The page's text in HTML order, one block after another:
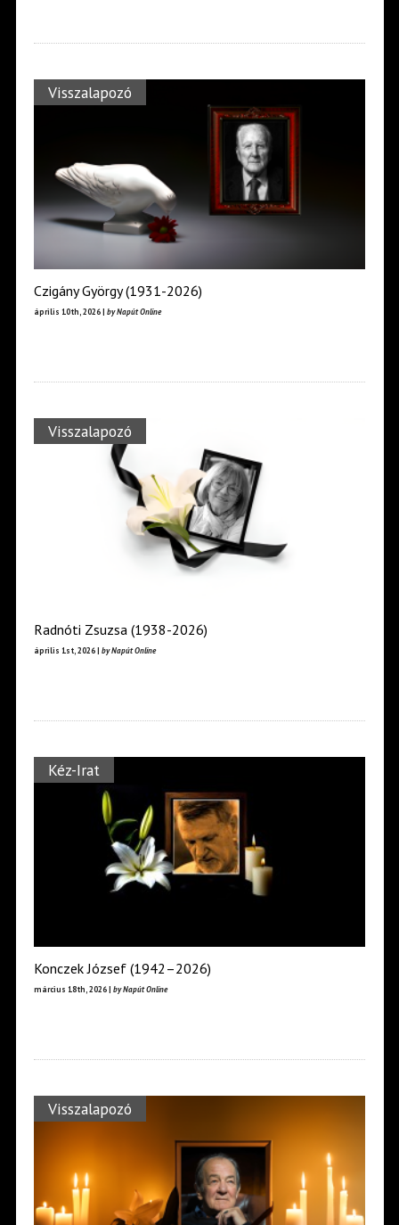
Visszalapozó
Czigány György (1931-2026)
április 10th, 2026 | by Napút Online
Visszalapozó
Radnóti Zsuzsa (1938-2026)
április 1st, 2026 | by Napút Online
Kéz-Irat
Konczek József (1942–2026)
március 18th, 2026 | by Napút Online
Visszalapozó